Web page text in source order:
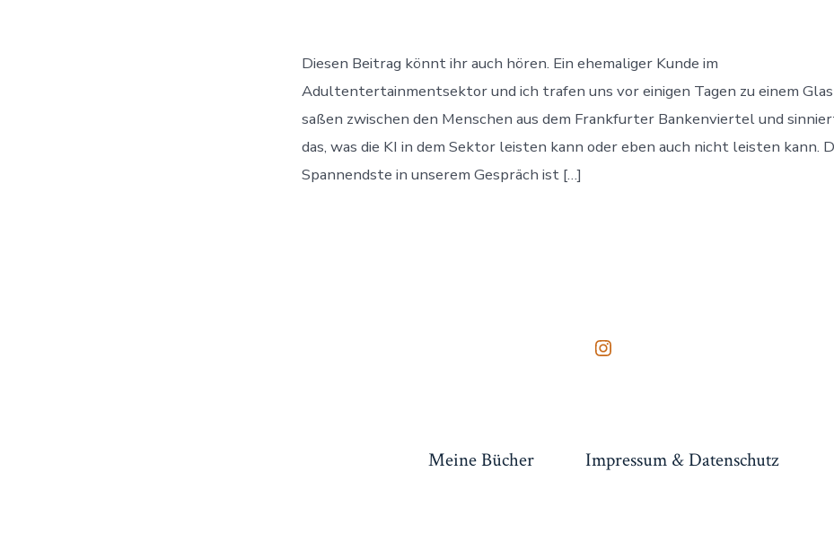
durch
digitale
Analyse
Diesen Beitrag könnt ihr auch hören. Ein ehemaliger Kunde im
Adultentertainmentsektor und ich trafen uns vor einigen Tagen zu einem
saßen zwischen den Menschen aus dem Frankfurter Bankenviertel und
das, was die KI in dem Sektor leisten kann oder eben auch nicht leisten kann.
Spannendste in unserem Gespräch ist […]
Instagram
öffnen
Meine Bücher Impressum & Datenschutz